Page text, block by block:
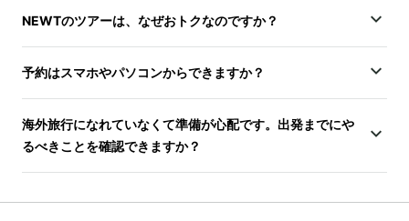
NEWTのツアーは、なぜおトクなのですか？
予約はスマホやパソコンからできますか？
海外旅行になれていなくて準備が心配です。出発までにや
るべきことを確認できますか？